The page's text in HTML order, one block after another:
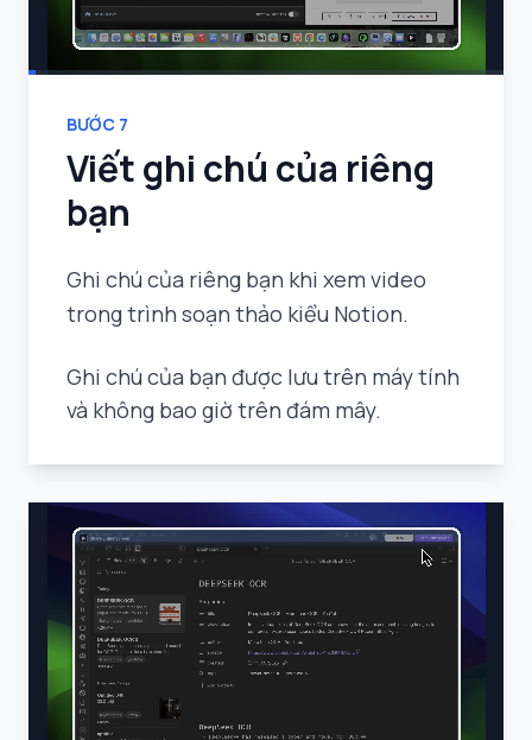
BƯỚC 7
Viết ghi chú của riêng
bạn
Ghi chú của riêng bạn khi xem video
trong trình soạn thảo kiểu Notion.
Ghi chú của bạn được lưu trên máy tính
và không bao giờ trên đám mây.